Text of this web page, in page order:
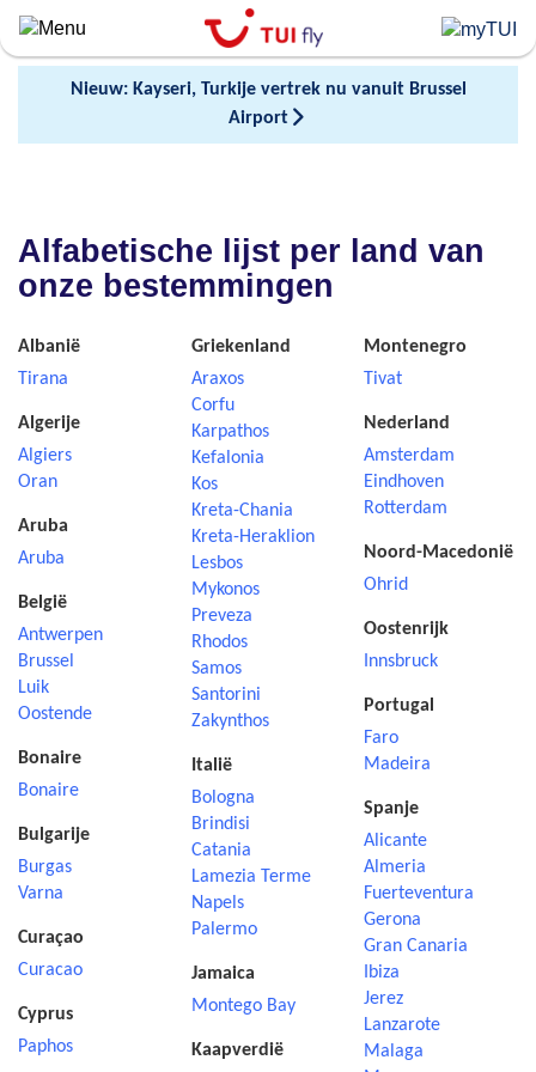
Skip
to
main
Nieuw: Kayseri, Turkije vertrek nu vanuit Brussel
Airport
Alfabetische lijst per land van
onze bestemmingen
Albanië
Tirana
Algerije
Algiers
Oran
Aruba
Aruba
België
Antwerpen
Brussel
Luik
Oostende
Bonaire
Bonaire
Bulgarije
Burgas
Varna
Curaçao
Curacao
Cyprus
Paphos
Griekenland
Araxos
Corfu
Karpathos
Kefalonia
Kos
Kreta-Chania
Kreta-Heraklion
Lesbos
Mykonos
Preveza
Rhodos
Samos
Santorini
Zakynthos
Italië
Bologna
Brindisi
Catania
Lamezia Terme
Napels
Palermo
Jamaica
Montego Bay
Kaapverdië
Montenegro
Tivat
Nederland
Amsterdam
Eindhoven
Rotterdam
Noord-Macedonië
Ohrid
Oostenrijk
Innsbruck
Portugal
Faro
Madeira
Spanje
Alicante
Almeria
Fuerteventura
Gerona
Gran Canaria
Ibiza
Jerez
Lanzarote
Malaga